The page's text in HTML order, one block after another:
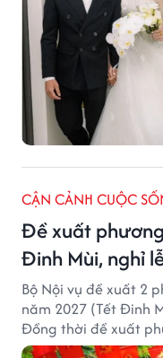
CẬN CẢNH CUỘC
Đề xuất
Đinh Mùi, nghỉ
Bộ Nội vụ đề xuất 2
năm 2027 (Tết Đinh
Đồng thời đề xuất
năm 2027 với 4